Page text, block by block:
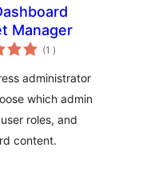
Manager
(1 classificações
)
administrator
which admin
roles, and
content.